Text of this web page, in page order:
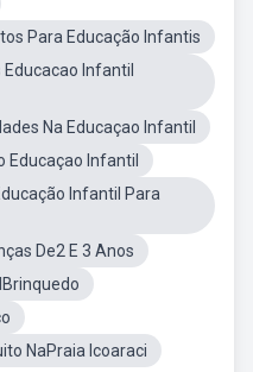
Para Educação Infantis
Infantil
Na Educaçao Infantil
Educaçao Infantil
Infantil Para
De2 E 3 Anos
NaPraia Icoaraci